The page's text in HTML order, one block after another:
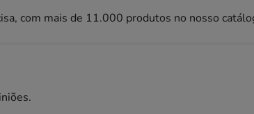
com mais de 11.000 produtos no nosso